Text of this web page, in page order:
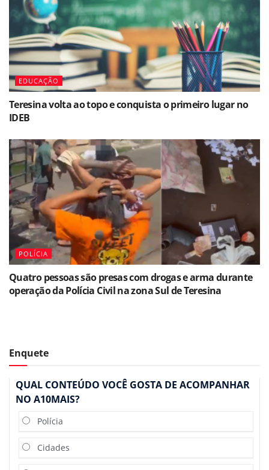
EDUCAÇÃO
Teresina volta ao topo e conquista o primeiro lugar no
IDEB
POLÍCIA
Quatro pessoas são presas com drogas e arma durante
operação da Polícia Civil na zona Sul de Teresina
Enquete
QUAL CONTEÚDO VOCÊ GOSTA DE ACOMPANHAR
NO A10MAIS?
Polícia
Cidades